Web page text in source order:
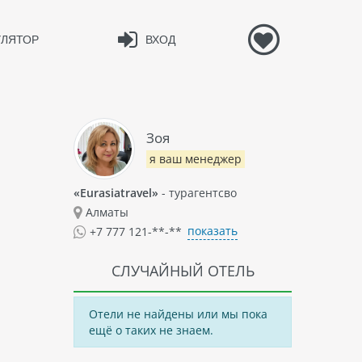
ВХОД
Зоя
я ваш менеджер
«Eurasiatravel» - турагентсво
Алматы
+7 777 121-**-** показать
СЛУЧАЙНЫЙ ОТЕЛЬ
Отели не найдены или мы пока
ещё о таких не знаем.